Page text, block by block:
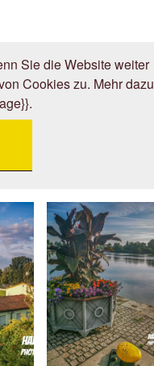
Sie die Website weiter
Cookies zu. Mehr dazu